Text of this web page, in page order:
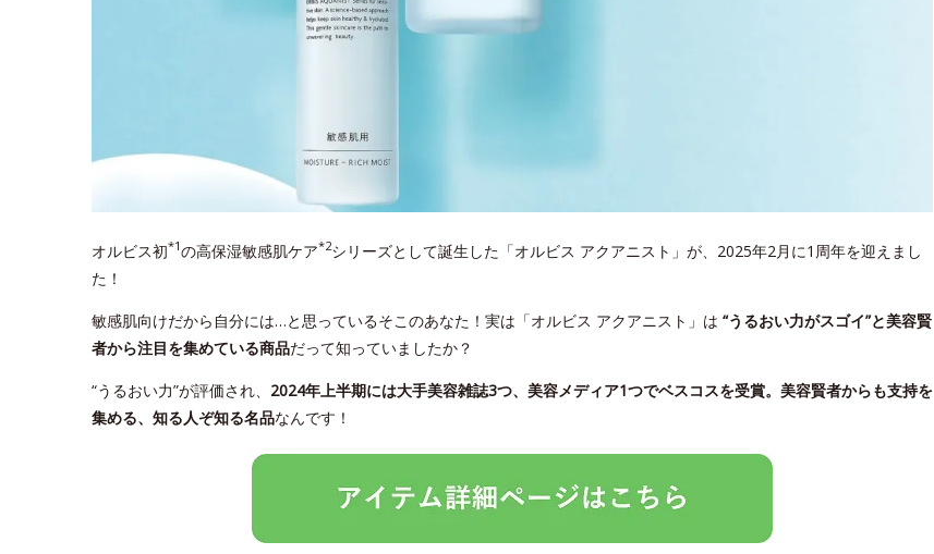
オルビス初*1の高保湿敏感肌ケア*2シリーズとして誕生した「オルビス アクアニスト」が、2025年2月に1周年を迎えまし
た！
敏感肌向けだから自分には…と思っているそこのあなた！実は「オルビス アクアニスト」は “うるおい力がスゴイ”と美容賢
者から注目を集めている商品だって知っていましたか？
“うるおい力”が評価され、 2024年上半期には大手美容雑誌3つ、美容メディア1つでベスコスを受賞。美容賢者からも支持を
集める、知る人ぞ知る名品なんです！